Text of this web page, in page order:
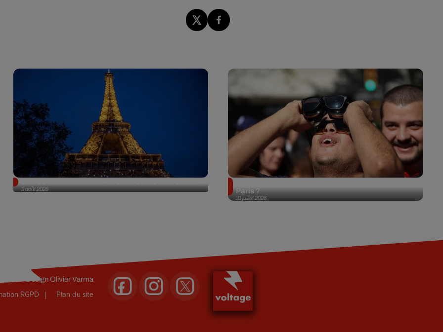
3 août 2026
31 juillet 2026
Paris ?
DesignOlivier Varma
RGPD Plan du site